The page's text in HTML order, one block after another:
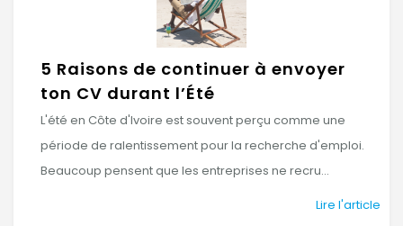
5 Raisons de continuer à envoyer
ton CV durant l’Été
L'été en Côte d'Ivoire est souvent perçu comme une
période de ralentissement pour la recherche d'emploi.
Beaucoup pensent que les entreprises ne recru...
Lire l'article